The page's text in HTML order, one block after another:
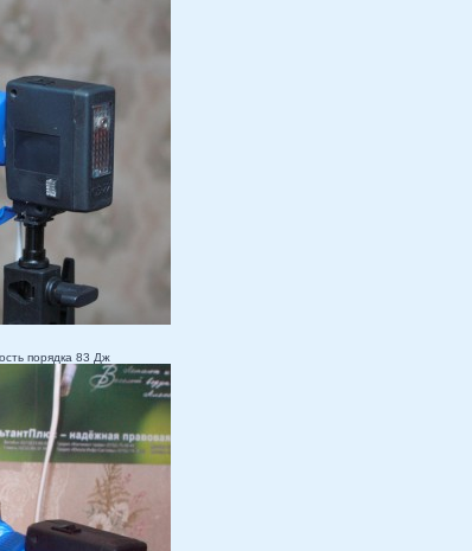
порядка 83 Дж